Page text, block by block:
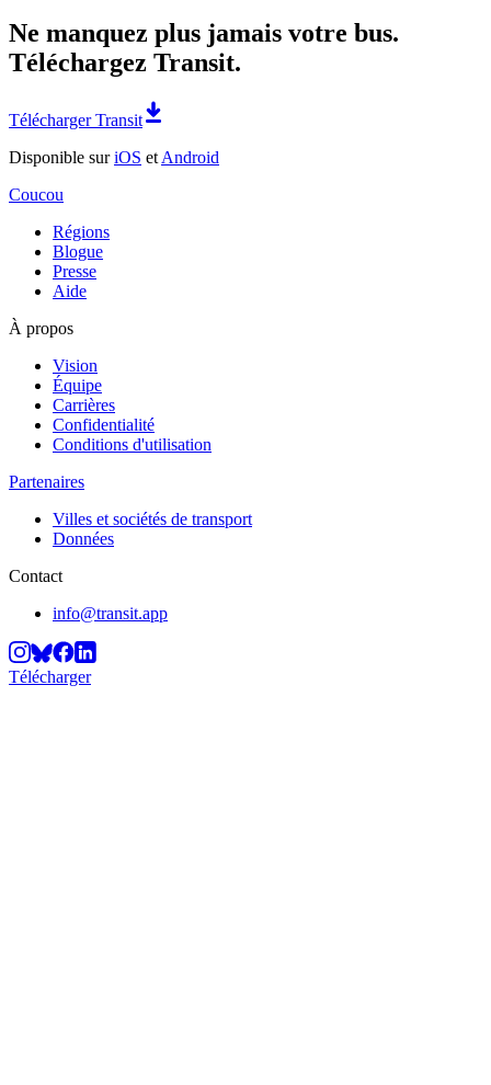
Ne manquez plus jamais votre bus.
Téléchargez Transit.
Télécharger Transit
Disponible suriOS et Android
Coucou
Régions
Blogue
Presse
Aide
À propos
Vision
Équipe
Carrières
Confidentialité
Conditions d'utilisation
Partenaires
Villes et sociétés de transport
Données
Contact
info@transit.app
Télécharger